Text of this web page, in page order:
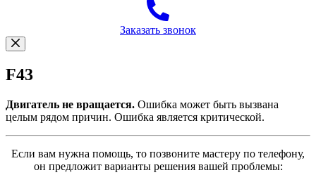
Заказать звонок
F43
Двигатель не вращается. Ошибка может быть вызвана
целым рядом причин. Ошибка является критической.
Если вам нужна помощь, то позвоните мастеру по телефону,
он предложит варианты решения вашей проблемы: